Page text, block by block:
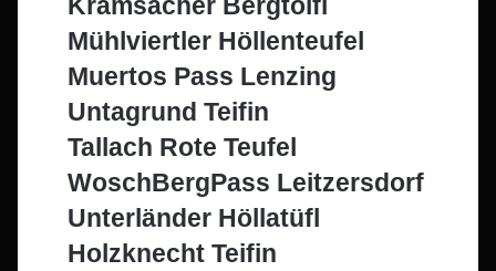
Mühlviertler Höllenteufel
Muertos Pass Lenzing
Untagrund Teifin
Tallach Rote Teufel
WoschBergPass Leitzersdorf
Unterländer Höllatüfl
Holzknecht Teifin